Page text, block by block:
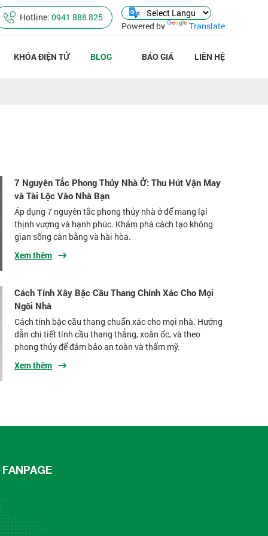
Hotline:0941 888 825
Powered by Translate
KHÓA ĐIỆN TỬ BLOG BÁO GIÁ LIÊN HỆ
7 Nguyên Tắc Phong Thủy Nhà Ở: Thu Hút Vận May
và Tài Lộc Vào Nhà Bạn
Áp dụng 7 nguyên tắc phong thủy nhà ở để mang lại
thịnh vượng và hạnh phúc. Khám phá cách tạo không
gian sống cân bằng và hài hòa.
Xem thêm
Cách Tính Xây Bậc Cầu Thang Chính Xác Cho Mọi
Ngôi Nhà
Cách tính bậc cầu thang chuẩn xác cho mọi nhà. Hướng
dẫn chi tiết tính cầu thang thẳng, xoắn ốc, và theo
phong thủy để đảm bảo an toàn và thẩm mỹ.
Xem thêm
FANPAGE